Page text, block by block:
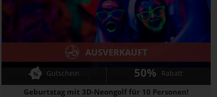
3D-NEONGOLF Neufahrn bei Freising
Geburtstag mit 3D-Neongolf für 10 Personen!
AUSVERKAUFT
Gutschein 50% Rabatt